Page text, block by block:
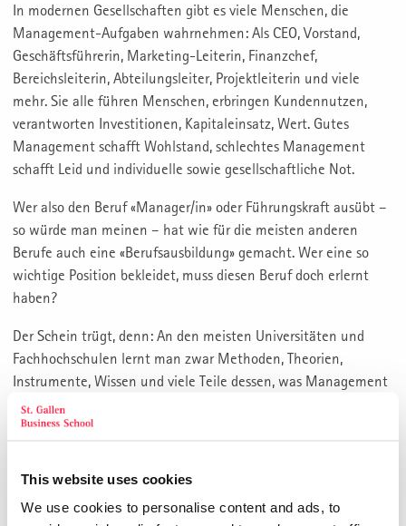
This website uses cookies
We use cookies to personalise content and ads, to
In modernen Gesellschaften gibt es viele Menschen, die
Management-Aufgaben wahrnehmen: Als CEO, Vorstand,
Geschäftsführerin, Marketing-Leiterin, Finanzchef,
Bereichsleiterin, Abteilungsleiter, Projektleiterin und viele
mehr. Sie alle führen Menschen, erbringen Kundennutzen,
verantworten Investitionen, Kapitaleinsatz, Wert. Gutes
Management schafft Wohlstand, schlechtes Management
schafft Leid und individuelle sowie gesellschaftliche Not.
Wer also den Beruf «Manager/in» oder Führungskraft ausübt –
so würde man meinen – hat wie für die meisten anderen
Berufe auch eine «Berufsausbildung» gemacht. Wer eine so
wichtige Position bekleidet, muss diesen Beruf doch erlernt
haben?
Der Schein trügt, denn: An den meisten Universitäten und
Fachhochschulen lernt man zwar Methoden, Theorien,
Instrumente, Wissen und viele Teile dessen, was Management
ausmacht. Man erwirbt einen MBA, einen Executive MBA,
einen Master. Man dokumentiert, dass man etwas kann. Aber
Antwort heisst: «Nein». Ein MBA belegt, dass man ein
hat. Einige davon wird man brauchen, andere nicht. Der